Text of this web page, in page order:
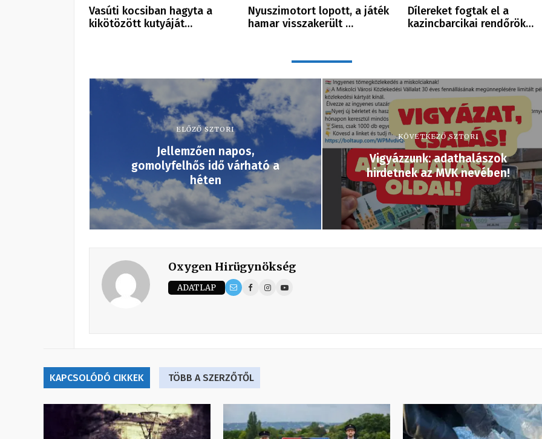
Vasúti kocsiban hagyta a
kikötözött kutyáját…
Nyuszimotort lopott, a játék
hamar visszakerült …
Dílereket fogtak el a
kazincbarcikai rendőrök…
ELŐZŐ SZTORI
Jellemzően napos,
gomolyfelhős idő várható a
héten
KÖVETKEZŐ SZTORI
Vigyázzunk: adathalászok
hirdetnek az MVK nevében!
Oxygen Hirügynökség
ADATLAP
KAPCSOLÓDÓ CIKKEK TÖBB A SZERZŐTŐL